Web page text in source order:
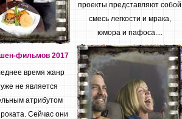
фильмов 2017
время жанр
не является
атрибутом
Сейчас они
проекты представляют собой
смесь легкости и мрака,
юмора и пафоса....